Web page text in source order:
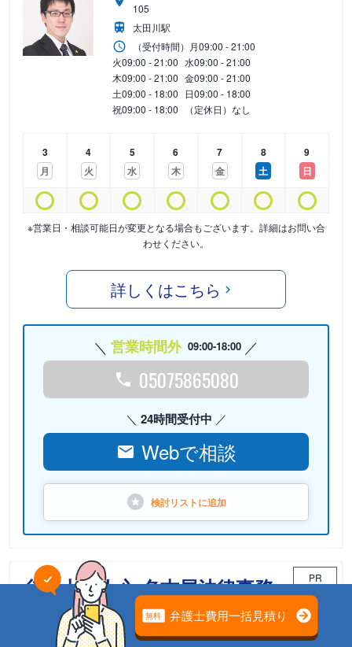
105
太田川駅
（受付時間） 月09:00 - 21:00
火09:00 - 21:00 水09:00 - 21:00
木09:00 - 21:00 金09:00 - 21:00
土09:00 - 18:00 日09:00 - 18:00
祝09:00 - 18:00 （定休日）なし
3
月
4
火
5
水
6
木
7
金
8
土
9
日
※営業日・相談可能日が変更となる場合もございます。詳細はお問い合
わせください。
詳しくはこちら
営業時間外 09:00-18:00
05075865080
24時間受付中
Webで相談
検討リストに追加
弁護士法人心 名古屋法律事務
PR